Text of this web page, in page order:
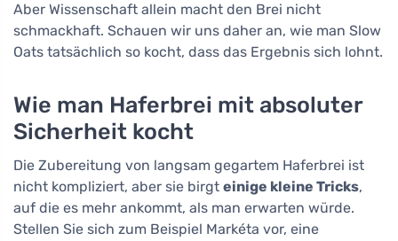
Aber Wissenschaft allein macht den Brei nicht
schmackhaft. Schauen wir uns daher an, wie man Slow
Oats tatsächlich so kocht, dass das Ergebnis sich lohnt.
Wie man Haferbrei mit absoluter
Sicherheit kocht
Die Zubereitung von langsam gegartem Haferbrei ist
nicht kompliziert, aber sie birgt einige kleine Tricks,
auf die es mehr ankommt, als man erwarten würde.
Stellen Sie sich zum Beispiel Markéta vor, eine